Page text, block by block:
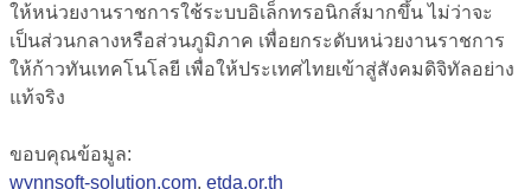
ให้หน่วยงานราชการใช้ระบบอิเล็กทรอนิกส์มากขึ้น ไม่ว่าจะ
เป็นส่วนกลางหรือส่วนภูมิภาค เพื่อยกระดับหน่วยงานราชการ
ให้ก้าวทันเทคโนโลยี เพื่อให้ประเทศไทยเข้าสู่สังคมดิจิทัลอย่าง
แท้จริง
ขอบคุณข้อมูล:
wynnsoft-solution.com, etda.or.th